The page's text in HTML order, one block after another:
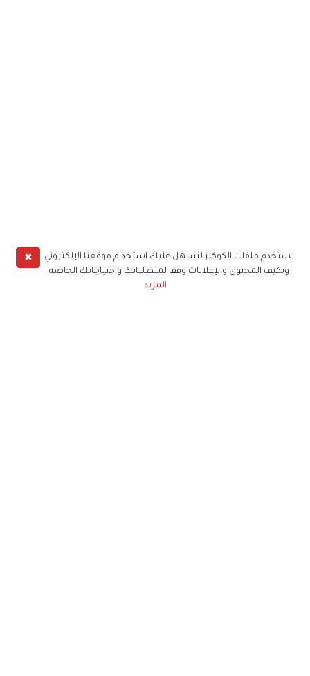
✖
نستخدم ملفات الكوكيز لنسهل عليك استخدام موقعنا الإلكتروني
ونكيف المحتوى والإعلانات وفقا لمتطلباتك واحتياجاتك الخاصة
المزيد